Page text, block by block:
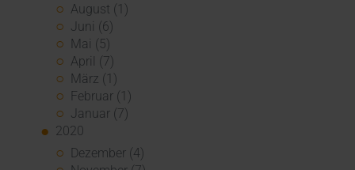
August (1)
Juni (6)
Mai (5)
April (7)
März (1)
Februar (1)
Januar (7)
2020
Dezember (4)